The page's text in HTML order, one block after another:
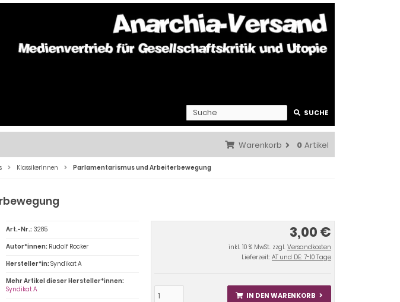
SUCHE
Warenkorb 0 Artikel
KlassikerInnen Parlamentarismus und Arbeiterbewegung
3,00 €
inkl. 10 % MwSt. zzgl. Versandkosten
Lieferzeit: AT und DE: 7-10 Tage
IN DEN WARENKORB
Art.-Nr.: 3285
Autor*innen: Rudolf Rocker
Hersteller*in:Syndikat A
Mehr Artikel dieser Hersteller*innen:
Syndikat A